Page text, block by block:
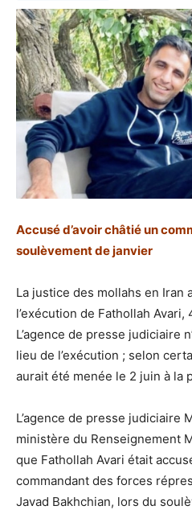
Accusé d’avoir châtié un
soulèvement de janvier
La justice des mollahs en Iran
l’exécution de Fathollah Avari,
L’agence de presse judiciaire
lieu de l’exécution ; selon
aurait été menée le 2 juin à la
L’agence de presse judiciaire
ministère du Renseignement
que Fathollah Avari était
commandant des forces
Javad Bakhchian, lors du